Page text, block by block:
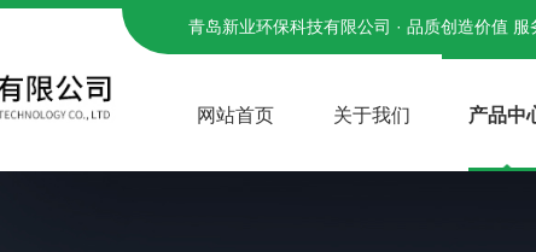
青岛新业环保科技有限公司 · 品质创造价值 服
网站首页 关于我们 产品中